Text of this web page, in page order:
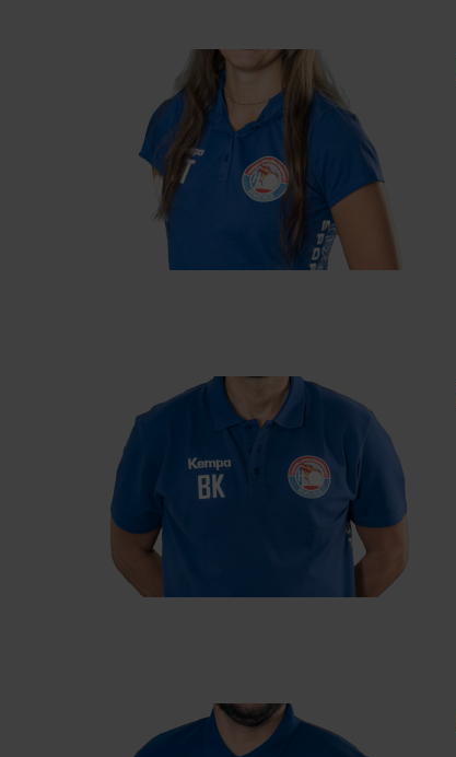
Lara Tillmann
Boban Koljkovic